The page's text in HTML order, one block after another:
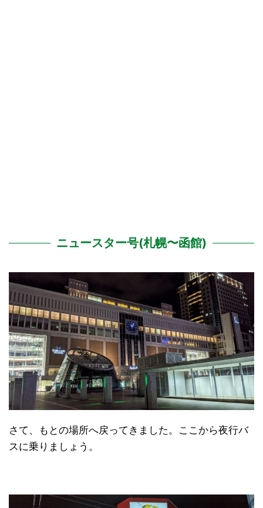
ニュースター号(札幌〜函館)
さて、もとの場所へ戻ってきました。ここから夜行バ
スに乗りましょう。